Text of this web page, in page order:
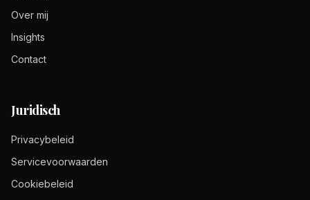
Over mij
Insights
Contact
Juridisch
Privacybeleid
Servicevoorwaarden
Cookiebeleid